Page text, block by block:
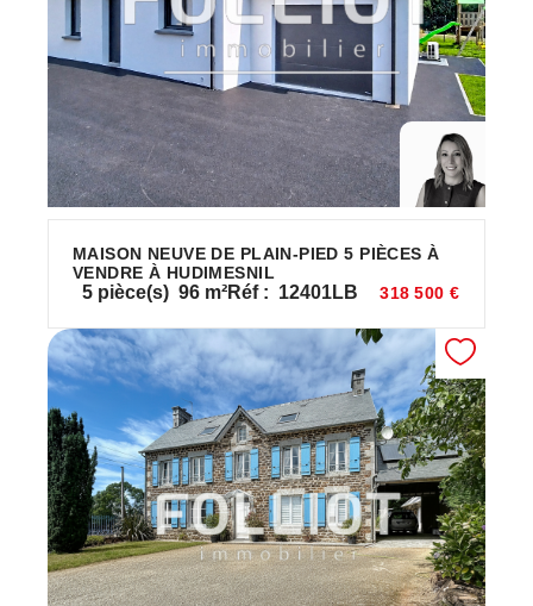
MAISON NEUVE DE PLAIN-PIED 5 PIÈCES À
VENDRE À HUDIMESNIL
5 pièce(s) 96 m²Réf : 12401LB 318 500 €